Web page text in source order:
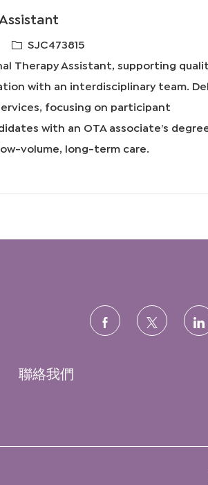
必
需
I
D
SJC473815
Therapy Assistant, supporting
with an interdisciplinary team.
focusing on participant
with an OTA associate’s
volume, long-term care.
聯絡我們